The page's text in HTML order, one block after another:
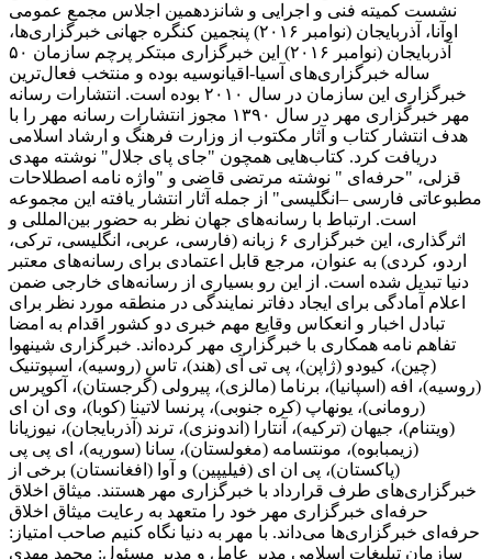
نشست کمیته فنی و اجرایی و شانزدهمین اجلاس مجمع عمومی
اوآنا، آذربایجان (نوامبر ۲۰۱۶) پنجمین کنگره جهانی خبرگزاری‌ها،
آذربایجان (نوامبر ۲۰۱۶) این خبرگزاری مبتکر پرچم سازمان ۵۰
ساله خبرگزاری‌های آسیا-اقیانوسیه بوده و منتخب فعال‌ترین
خبرگزاری این سازمان در سال ۲۰۱۰ بوده است. انتشارات رسانه
مهر خبرگزاری مهر در سال ۱۳۹۰ مجوز انتشارات رسانه مهر را با
هدف انتشار کتاب و آثار مکتوب از وزارت فرهنگ و ارشاد اسلامی
دریافت کرد. کتاب‌هایی همچون "جای پای جلال" نوشته مهدی
قزلی، "حرفه‌ای " نوشته مرتضی قاضی و "واژه نامه اصطلاحات
مطبوعاتی فارسی –انگلیسی" از جمله آثار انتشار یافته این مجموعه
است. ارتباط با رسانه‌های جهان نظر به حضور بین‌المللی و
اثرگذاری، این خبرگزاری ۶ زبانه (فارسی، عربی، انگلیسی، ترکی،
اردو، کردی) به عنوان، مرجع قابل اعتمادی برای رسانه‌های معتبر
دنیا تبدیل شده است. از این رو بسیاری از رسانه‌های خارجی ضمن
اعلام آمادگی برای ایجاد دفاتر نمایندگی در منطقه مورد نظر برای
تبادل اخبار و انعکاس وقایع مهم خبری دو کشور اقدام به امضا
تفاهم نامه همکاری با خبرگزاری مهر کرده‌اند. خبرگزاری شینهوا
(چین)، کیودو (ژاپن)، پی تی آی (هند)، تاس (روسیه)، اسپوتنیک
(روسیه)، افه (اسپانیا)، برناما (مالزی)، پیرولی (گرجستان)، آکوپرس
(رومانی)، یونهاپ (کره جنوبی)، پرنسا لاتینا (کوبا)، وی ان ای
(ویتنام)، جیهان (ترکیه)، آنتارا (اندونزی)، ترند (آذربایجان)، نیوزیانا
(زیمبابوه)، مونتسامه (مغولستان)، سانا (سوریه)، ای پی پی
(پاکستان)، پی ان ای (فیلیپین) و آوا (افغانستان) برخی از
خبرگزاری‌های طرف قرارداد با خبرگزاری مهر هستند. میثاق اخلاق
حرفه‌ای خبرگزاری مهر خود را متعهد به رعایت میثاق اخلاق
حرفه‌ای خبرگزاری‌ها می‌داند. با مهر به دنیا نگاه کنیم صاحب امتیاز:
سازمان تبلیغات اسلامی مدیر عامل و مدیر مسئول: محمد مهدی